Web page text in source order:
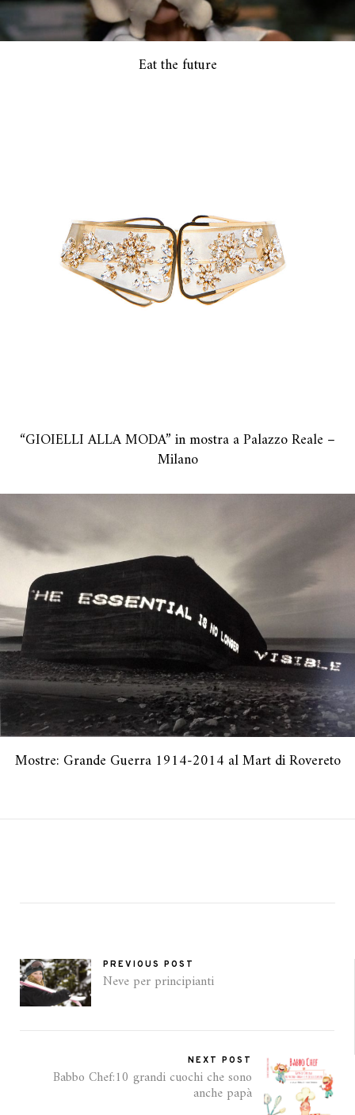
Eat the future
“GIOIELLI ALLA MODA” in mostra a Palazzo Reale –
Milano
Mostre: Grande Guerra 1914-2014 al Mart di Rovereto
PREVIOUS POST
Neve per principianti
NEXT POST
Babbo Chef:10 grandi cuochi che sono
anche papà